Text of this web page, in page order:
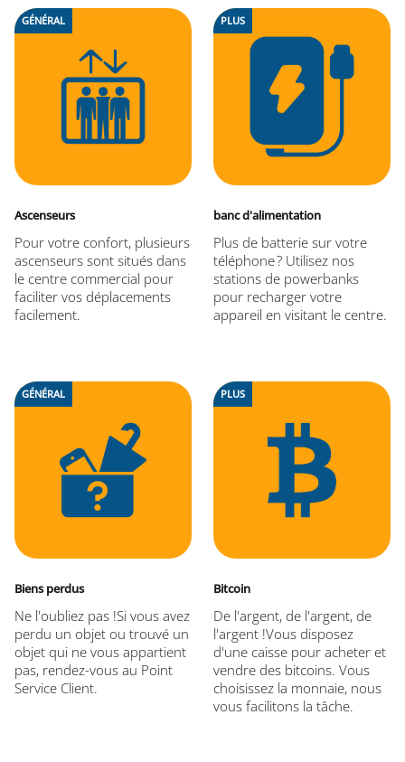
GÉNÉRAL
Ascenseurs
Pour votre confort, plusieurs
ascenseurs sont situés dans
le centre commercial pour
faciliter vos déplacements
facilement.
PLUS
banc d'alimentation
Plus de batterie sur votre
téléphone ? Utilisez nos
stations de powerbanks
pour recharger votre
appareil en visitant le centre.
GÉNÉRAL
Biens perdus
Ne l'oubliez pas !Si vous avez
perdu un objet ou trouvé un
objet qui ne vous appartient
pas, rendez-vous au Point
Service Client.
PLUS
Bitcoin
De l'argent, de l'argent, de
l'argent !Vous disposez
d'une caisse pour acheter et
vendre des bitcoins. Vous
choisissez la monnaie, nous
vous facilitons la tâche.